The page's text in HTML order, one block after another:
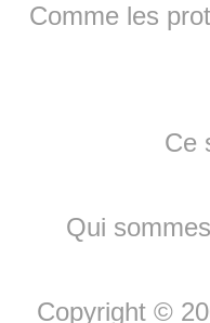
Comme les
Ce
Qui
Copyright ©